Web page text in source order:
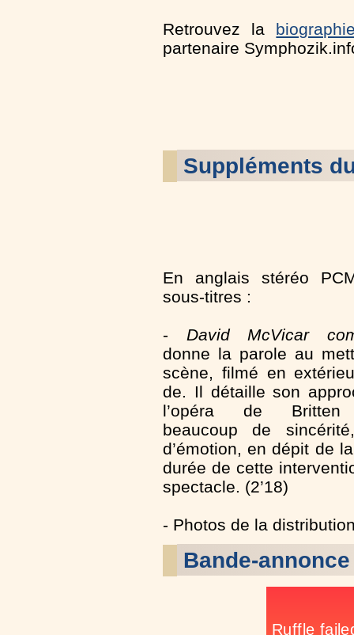
Retrouvez la
partenaire
Suppléments
En anglais stéréo
sous-titres :
- David McVicar
donne la parole au
scène, filmé en
de. Il détaille son
l’opéra de
beaucoup de
d’émotion, en dépit de
durée de cette
spectacle. (2’18)
- Photos de la
Bande-